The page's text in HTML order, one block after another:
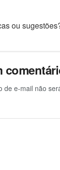
ou
de e-mail não